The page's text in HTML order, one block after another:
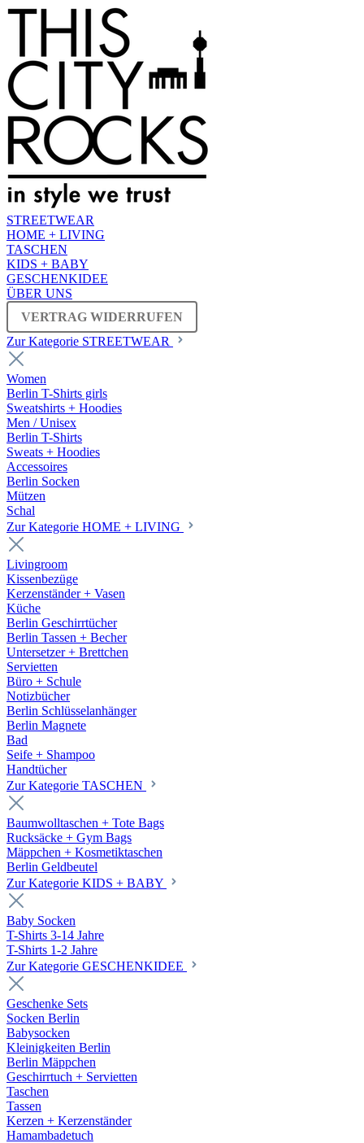
STREETWEAR
HOME + LIVING
TASCHEN
KIDS + BABY
GESCHENKIDEE
ÜBER UNS
VERTRAG WIDERRUFEN
Zur Kategorie STREETWEAR
Women
Berlin T-Shirts girls
Sweatshirts + Hoodies
Men / Unisex
Berlin T-Shirts
Sweats + Hoodies
Accessoires
Berlin Socken
Mützen
Schal
Zur Kategorie HOME + LIVING
Livingroom
Kissenbezüge
Kerzenständer + Vasen
Küche
Berlin Geschirrtücher
Berlin Tassen + Becher
Untersetzer + Brettchen
Servietten
Büro + Schule
Notizbücher
Berlin Schlüsselanhänger
Berlin Magnete
Bad
Seife + Shampoo
Handtücher
Zur Kategorie TASCHEN
Baumwolltaschen + Tote Bags
Rucksäcke + Gym Bags
Mäppchen + Kosmetiktaschen
Berlin Geldbeutel
Zur Kategorie KIDS + BABY
Baby Socken
T-Shirts 3-14 Jahre
T-Shirts 1-2 Jahre
Zur Kategorie GESCHENKIDEE
Geschenke Sets
Socken Berlin
Babysocken
Kleinigkeiten Berlin
Berlin Mäppchen
Geschirrtuch + Servietten
Taschen
Tassen
Kerzen + Kerzenständer
Hamambadetuch